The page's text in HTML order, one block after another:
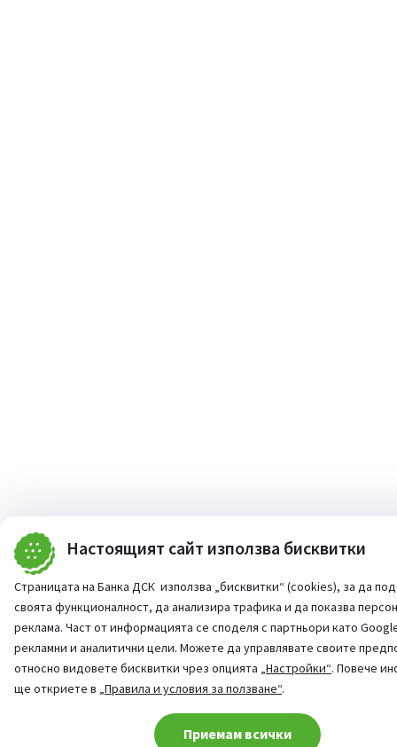
Настоящият сайт използва бисквитки
Страницата на Банка ДСК използва „бисквитки“ (cookies), за да
своята функционалност, да анализира трафика и да показва
реклама. Част от информацията се споделя с партньори като
рекламни и аналитични цели. Можете да управлявате своите
относно видовете бисквитки чрез опцията „Настройки“. Повече
ще откриете в „Правила и условия за ползване“.
Приемам всички